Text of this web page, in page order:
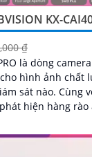
KX-
₫
là dòng
hình ảnh chất
sát nào. Cùng
hiện hàng rào
nâng cao hiệu